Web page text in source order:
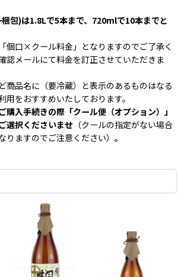
包)は1.8Lで5本まで、720mlで10本までと
個口×クール料金」となりますのでご了承く
認メールにて料金を訂正させていただきま
品名に（要冷蔵）と表示のあるものはなる
用をおすすめいたしております。
入手続きの際「クール便（オプション）」
選択くださいませ （クールの指定がない場合
りますのでご注意ください） 。